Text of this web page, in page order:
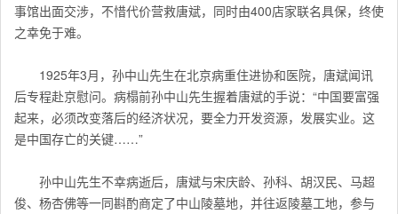
事馆出面交涉，不惜代价营救唐斌，同时由400店家联名具保，终使
之幸免于难。
1925年3月，孙中山先生在北京病重住进协和医院，唐斌闻讯
后专程赴京慰问。病榻前孙中山先生握着唐斌的手说：“中国要富强
起来，必须改变落后的经济状况，要全力开发资源，发展实业。这
是中国存亡的关键……”
孙中山先生不幸病逝后，唐斌与宋庆龄、孙科、胡汉民、马超
俊、杨杏佛等一同斟酌商定了中山陵墓地，并往返陵墓工地，参与